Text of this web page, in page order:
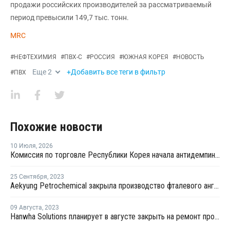
продажи российских производителей за рассматриваемый
период превысили 149,7 тыс. тонн.
MRC
#НЕФТЕХИМИЯ #ПВХ-С #РОССИЯ #ЮЖНАЯ КОРЕЯ #НОВОСТЬ
#ПВХ Еще2 +Добавить все теги в фильтр
Похожие новости
10 Июля, 2026
Комиссия по торговле Республики Корея начала антидемпинговое расследование в отношении китайского ПВХ-С
25 Сентября, 2023
Aekyung Petrochemical закрыла производство фталевого ангидрида на ремонт
09 Августа, 2023
Hanwha Solutions планирует в августе закрыть на ремонт производство ПВХ в Йосу